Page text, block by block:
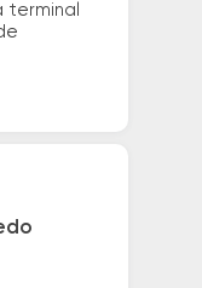
terminal